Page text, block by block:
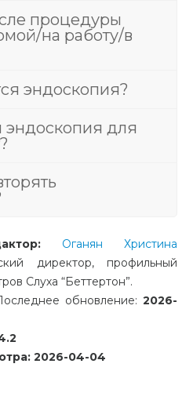
процедуры
на работу/в
эндоскопия?
эндоскопия для
Оганян Христина
директор, профильный
Слуха “Беттертон”.
обновление: 2026-
2026-04-04